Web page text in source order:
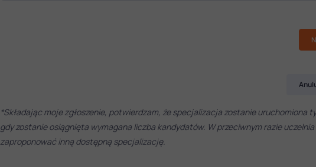
*Składając moje zgłoszenie, potwierdzam, że specjalizacja zostanie uruchomiona
gdy zostanie osiągnięta wymagana liczba kandydatów. W przeciwnym razie uczelnia
zaproponować inną dostępną specjalizację.